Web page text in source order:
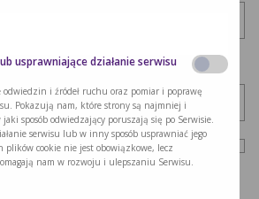
przeglądarce podczas pisania kolejnych
usprawniające działanie serwisu
i źródeł ruchu oraz pomiar i poprawę
Pokazują nam, które strony są najmniej i
sposób odwiedzający poruszają się po Serwisie.
serwisu lub w inny sposób usprawniać jego
plików cookie nie jest obowiązkowe, lecz
nam w rozwoju i ulepszaniu Serwisu.